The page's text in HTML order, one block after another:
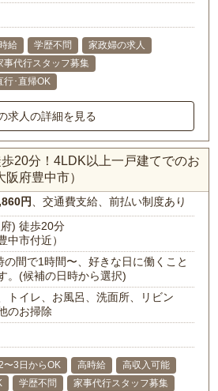
給 学歴不問
家政婦の求人
事代行スタッフ募集
行･直帰OK
求人の詳細を見る
20分！4LDK以上一戸建てでのお
府豊中市）
円 、交通費支給、前払い制度あり
) 徒歩20分
中市付近）
の間で1時間〜、好きな日に働くこと
。(候補の日時から選択)
トイレ、お風呂、洗面所、リビン
のお掃除
〜3日からOK 高時給
高収入可能
学歴不問
家事代行スタッフ募集